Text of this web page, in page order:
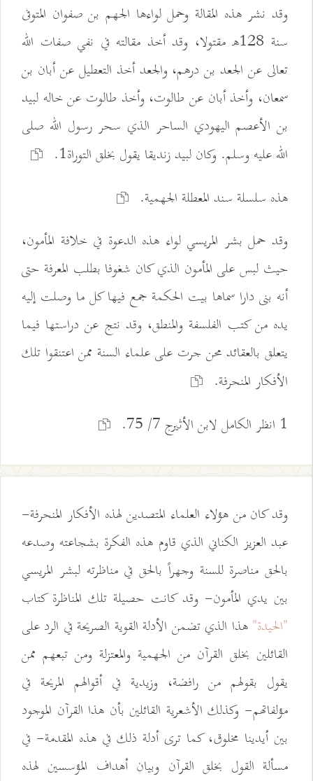
وقد نشر هذه المقالة وحمل لواءها الجهم بن صفوان المتوفى
سنة 128هـ مقتولا، وقد أخذ مقالته في نفي صفات الله
تعالى عن الجعد بن درهم، والجعد أخذ التعطيل عن أبان بن
سمعان، وأخذ أبان عن طالوت، وأخذ طالوت عن خاله لبيد
بن الأعصم اليهودي الساحر الذي سحر رسول الله صلى
الله عليه وسلم. وكان لبيد زنديقا يقول بخلق التوراة1.
هذه سلسلة سند المعطلة الجهمية.
وقد حمل بشر المريسي لواء هذه الدعوة في خلافة المأمون،
حيث لبس على المأمون الذي كان شغوفا بطلب المعرفة حتى
أنه بنى دارا سماها بيت الحكمة جمع فيها كل ما وصلت إليه
يده من كتب الفلسفة والمنطق، وقد نتج عن دراستها فيما
يتعلق بالعقائد محن جرت على علماء السنة ممن اعتنقوا تلك
الأفكار المنحرفة.
1 انظر الكامل لابن الأثيرج 7/ 75.
وقد كان من هؤلاء العلماء المتصدين لهذه الأفكار المنحرفة-
عبد العزيز الكناني الذي قاوم هذه الفكرة بشجاعته وصدعه
بالحق مناصرة للسنة وجهراً بالحق في مناظرته لبشر المريسي
بين يدي المأمون- وقد كانت حصيلة تلك المناظرة كتاب
"الحيدة"هذا الذي تضمن الأدلة القوية الصريحة في الرد على
القائلين بخلق القرآن من الجهمية والمعتزلة ومن تبعهم ممن
يقول بقولهم من رافضة، وزيدية في أقوالهم المريحة في
مؤلفاتهم- وكذلك الأشعرية القائلين بأن هذا القرآن الموجود
بين أيدينا مخلوق، كما ترى أدلة ذلك في هذه المقدمة- في
مسألة القول بخلق القرآن وبيان أهداف المؤسسين لهذه